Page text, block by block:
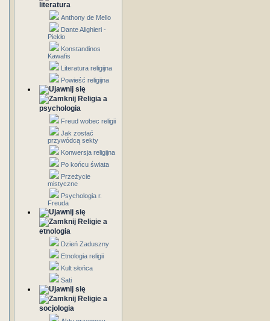
literatura
Anthony de Mello
Dante Alighieri -
Piekło
Konstandinos
Kawafis
Literatura religijna
Powieść religijna
Religia a
psychologia
Freud wobec religii
Jak zostać
przywódcą sekty
Konwersja religijna
Po końcu świata
Przeżycie
mistyczne
Psychologia r.
Freuda
Religie a
etnologia
Dzień Zaduszny
Etnologia religii
Kult słońca
Sati
Religie a
socjologia